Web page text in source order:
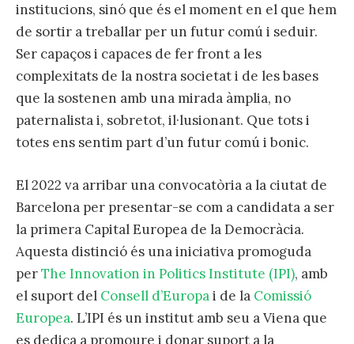
institucions, sinó que és el moment en el que hem
de sortir a treballar per un futur comú i seduir.
Ser capaços i capaces de fer front a les
complexitats de la nostra societat i de les bases
que la sostenen amb una mirada àmplia, no
paternalista i, sobretot, il·lusionant. Que tots i
totes ens sentim part d’un futur comú i bonic.
El 2022 va arribar una convocatòria a la ciutat de
Barcelona per presentar-se com a candidata a ser
la primera Capital Europea de la Democràcia.
Aquesta distinció és una iniciativa promoguda
perThe Innovation in Politics Institute (IPI), amb
el suport del Consell d’Europai de la Comissió
Europea. L’IPI és un institut amb seu a Viena que
es dedica a promoure i donar suport a la